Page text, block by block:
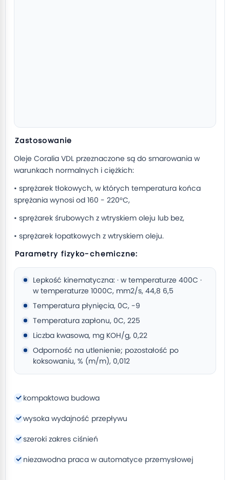
Zastosowanie
Oleje Coralia VDL przeznaczone są do smarowania w
warunkach normalnych i ciężkich:
• sprężarek tłokowych, w których temperatura końca
sprężania wynosi od 160 - 220°C,
• sprężarek śrubowych z wtryskiem oleju lub bez,
• sprężarek łopatkowych z wtryskiem oleju.
Parametry fizyko-chemiczne:
Lepkość kinematyczna: · w temperaturze 400C ·
w temperaturze 1000C, mm2/s, 44,8 6,5
Temperatura płynięcia, 0C, -9
Temperatura zapłonu, 0C, 225
Liczba kwasowa, mg KOH/g, 0,22
Odporność na utlenienie; pozostałość po
koksowaniu, % (m/m), 0,012
kompaktowa budowa
wysoka wydajność przepływu
szeroki zakres ciśnień
niezawodna praca w automatyce przemysłowej